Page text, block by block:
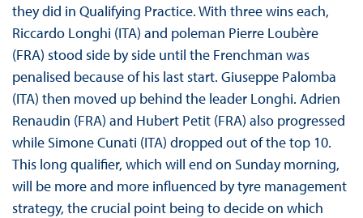
they did in Qualifying Practice. With three wins each,
Riccardo Longhi (ITA) and poleman Pierre Loubère
(FRA) stood side by side until the Frenchman was
penalised because of his last start. Giuseppe Palomba
(ITA) then moved up behind the leader Longhi. Adrien
Renaudin (FRA) and Hubert Petit (FRA) also progressed
while Simone Cunati (ITA) dropped out of the top 10.
This long qualifier, which will end on Sunday morning,
will be more and more influenced by tyre management
strategy, the crucial point being to decide on which